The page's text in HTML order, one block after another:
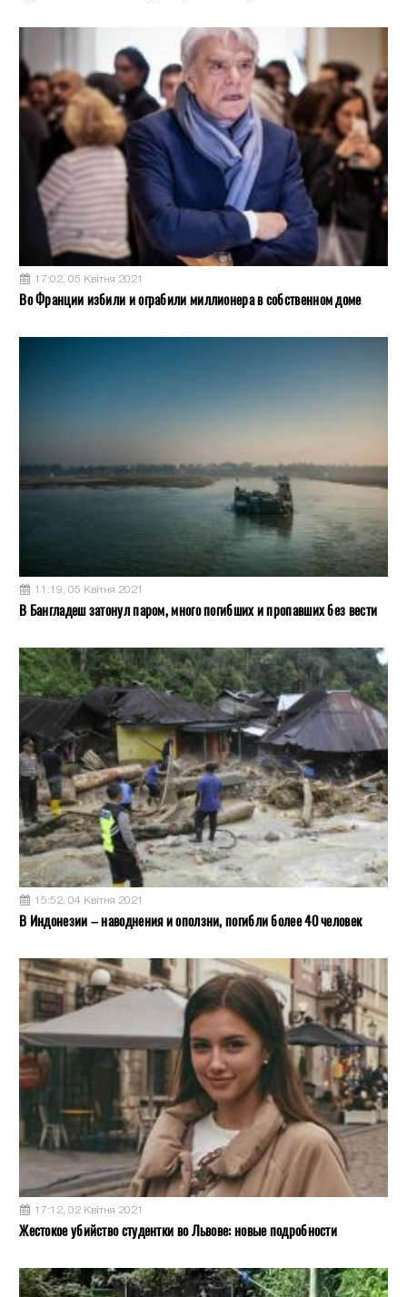
17:02, 05 Квітня 2021
Во Франции избили и ограбили миллионера в собственном доме
11:19, 05 Квітня 2021
В Бангладеш затонул паром, много погибших и пропавших без вести
15:52, 04 Квітня 2021
В Индонезии – наводнения и оползни, погибли более 40 человек
17:12, 02 Квітня 2021
Жестокое убийство студентки во Львове: новые подробности